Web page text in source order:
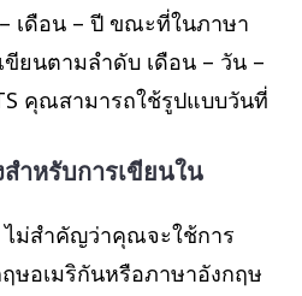
เดือน – ปี ขณะที่ในภาษา
ยนตามลำดับ เดือน – วัน –
คุณสามารถใช้รูปแบบวันที่
ำหรับการเขียนใน
ไม่สำคัญว่าคุณจะใช้การ
ษอเมริกันหรือภาษาอังกฤษ